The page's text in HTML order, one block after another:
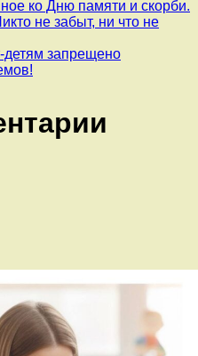
ко Дню памяти и скорби.
не забыт, ни что не
детям запрещено